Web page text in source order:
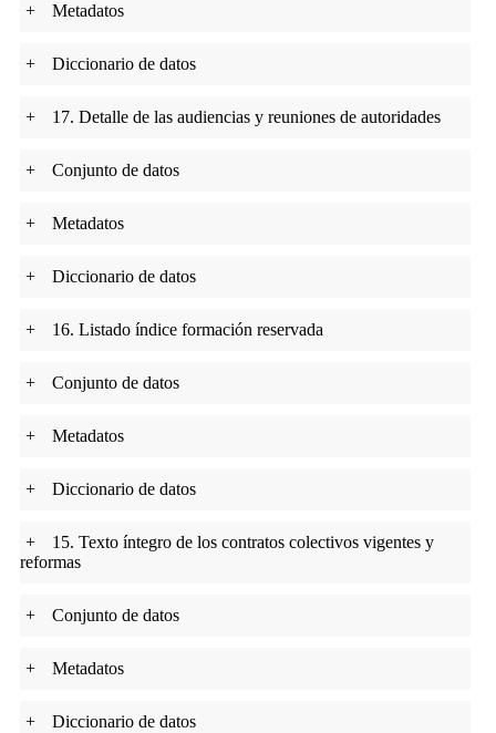
+ Metadatos
+ Diccionario de datos
+ 17. Detalle de las audiencias y reuniones de autoridades
+ Conjunto de datos
+ Metadatos
+ Diccionario de datos
+ 16. Listado índice formación reservada
+ Conjunto de datos
+ Metadatos
+ Diccionario de datos
+
15. Texto íntegro de los contratos colectivos vigentes y
reformas
+ Conjunto de datos
+ Metadatos
+ Diccionario de datos